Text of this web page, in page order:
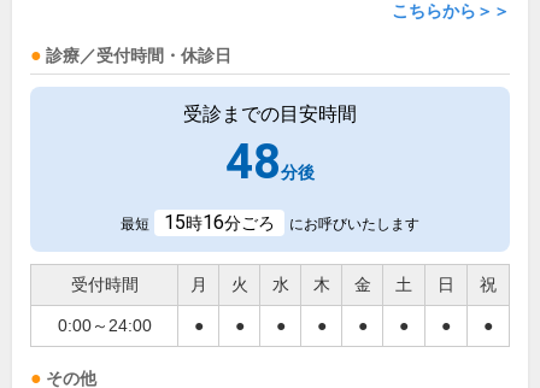
こちらから＞＞
診療／受付時間・休診日
受診までの目安時間
48分後
最短 15時16分ごろ にお呼びいたします
受付時間 月 火 水 木 金 土 日 祝
0:00～24:00 ● ● ● ● ● ● ● ●
その他